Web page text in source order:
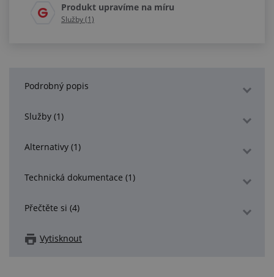
Produkt upravíme na míru
Služby (1)
Podrobný popis
Služby (1)
Alternativy (1)
Technická dokumentace (1)
Přečtěte si (4)
Vytisknout